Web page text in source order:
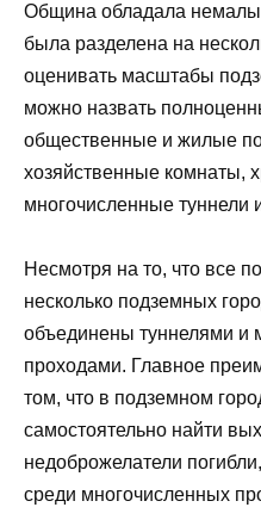
Община обладала
была разделена на
оценивать масштабы
можно назвать
общественные и жилые
хозяйственные комнаты,
многочисленные туннели
Несмотря на то, что все
несколько подземных
объединены туннелями и
проходами. Главное
том, что в подземном
самостоятельно найти
недоброжелатели
среди многочисленных